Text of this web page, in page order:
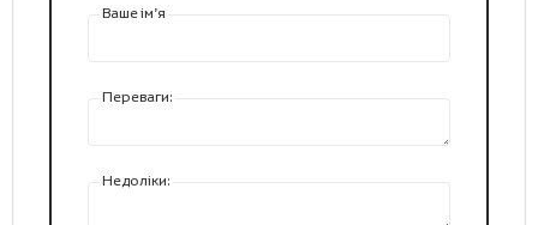
Ваше ім’я
Переваги:
Недоліки: